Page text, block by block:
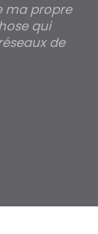
ma propre
qui
de